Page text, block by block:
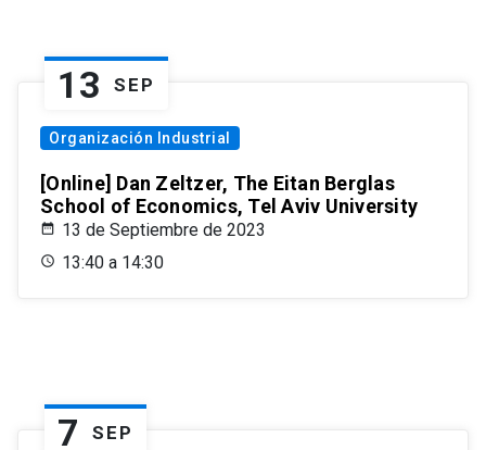
13 SEP
Organización Industrial
[Online] Dan Zeltzer, The Eitan Berglas
School of Economics, Tel Aviv University
13 de Septiembre de 2023
13:40 a 14:30
7 SEP